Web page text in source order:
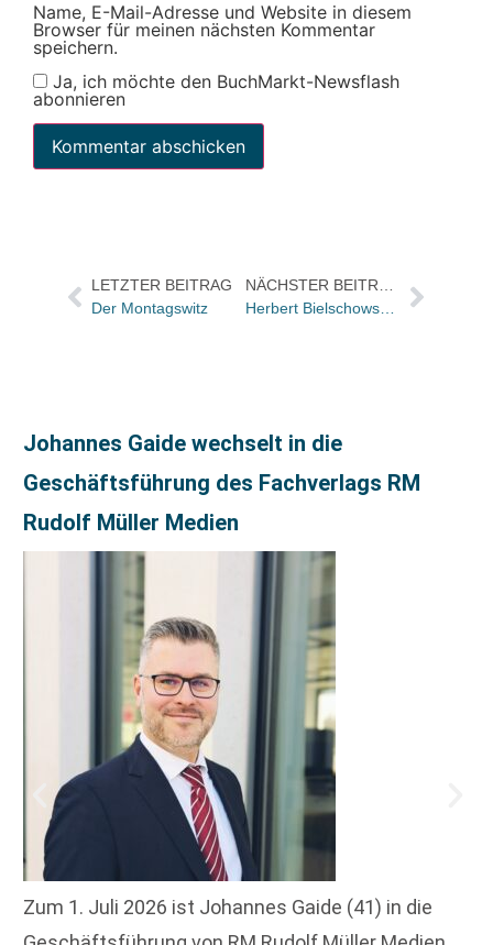
Name, E-Mail-Adresse und Website in diesem
Browser für meinen nächsten Kommentar
speichern.
Ja, ich möchte den BuchMarkt-Newsflash
abonnieren
LETZTER BEITRAG
Der Montagswitz
Johannes Gaide wechselt in die
Geschäftsführung des Fachverlags RM
Rudolf Müller Medien
Zum 1. Juli 2026 ist Johannes Gaide (41) in die